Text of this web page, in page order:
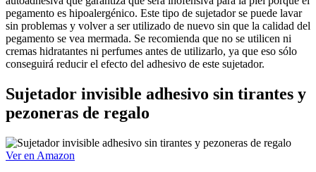
pegamento es hipoalergénico. Este tipo de sujetador se puede lavar
sin problemas y volver a ser utilizado de nuevo sin que la calidad del
pegamento se vea mermada. Se recomienda que no se utilicen ni
cremas hidratantes ni perfumes antes de utilizarlo, ya que eso sólo
conseguirá reducir el efecto del adhesivo de este sujetador.
Sujetador invisible adhesivo sin tirantes y
pezoneras de regalo
Ver en Amazon